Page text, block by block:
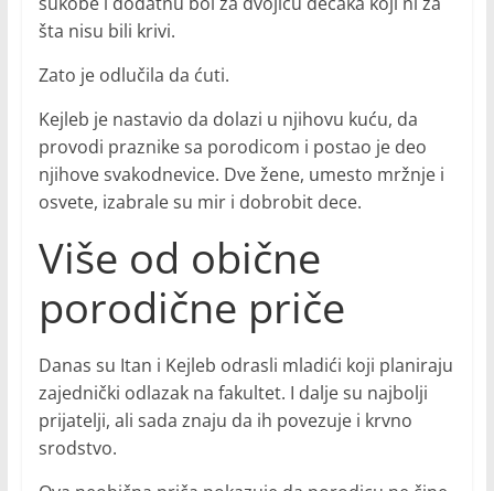
šta nisu bili krivi.
Zato je odlučila da ćuti.
Kejleb je nastavio da dolazi u njihovu kuću, da
provodi praznike sa porodicom i postao je deo
njihove svakodnevice. Dve žene, umesto mržnje i
osvete, izabrale su mir i dobrobit dece.
Više od obične
porodične priče
Danas su Itan i Kejleb odrasli mladići koji planiraju
zajednički odlazak na fakultet. I dalje su najbolji
prijatelji, ali sada znaju da ih povezuje i krvno
srodstvo.